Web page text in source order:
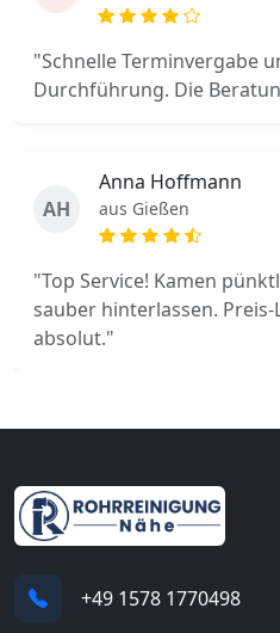
"Schnelle Terminvergabe
Durchführung. Die
AH
Anna Hoffmann
aus Gießen
"Top Service! Kamen
sauber hinterlassen.
absolut."
+49 1578 1770498